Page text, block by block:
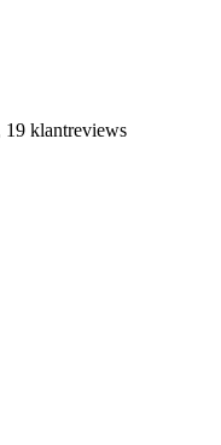
19 klantreviews